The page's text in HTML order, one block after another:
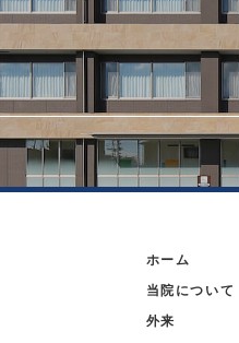
ホーム
当院について
外来